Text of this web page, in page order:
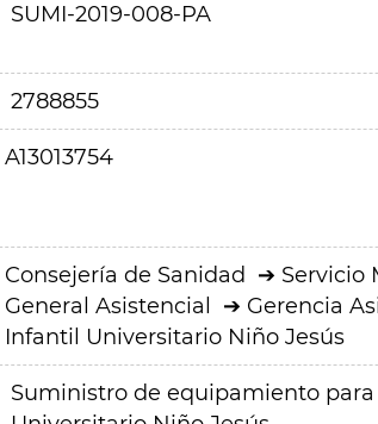
SUMI-2019-008-PA
2788855
A13013754
Consejería de Sanidad Servicio
General Asistencial
Gerencia
Infantil Universitario Niño Jesús
Suministro de equipamiento